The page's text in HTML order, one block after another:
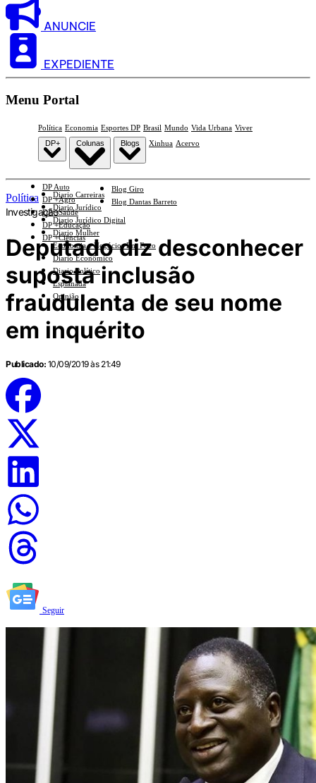
ANUNCIE
EXPEDIENTE
Menu Portal
Política Economia Esportes DP Brasil Mundo Vida Urbana Viver
DP+
DP Auto
DP +Agro
DP +Saúde
DP +Educação
DP +Ciências
Colunas
Diario Carreiras
Diario Jurídico
Diario Jurídico Digital
Diario Mulher
Economia e Negócios Em Foco
Diario Econômico
Diario Político
Esplanada
Opinião
Blogs
Blog Giro
Blog Dantas Barreto
Xinhua Acervo
Política
Investigação
Deputado diz desconhecer
suposta inclusão
fraudulenta de seu nome
em inquérito
Publicado: 10/09/2019 às 21:49
Seguir